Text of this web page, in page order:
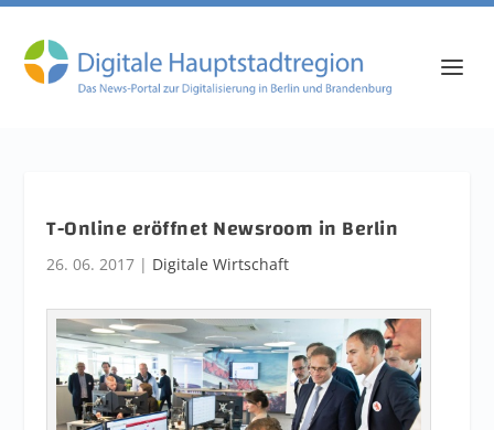
T-Online eröffnet Newsroom in Berlin
26. 06. 2017 | Digitale Wirtschaft